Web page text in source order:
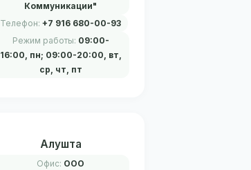
Коммуникации"
Телефон:+7 916 680-00-93
Режим работы: 09:00-
16:00, пн; 09:00-20:00, вт,
ср, чт, пт
Алушта
Офис: ООО